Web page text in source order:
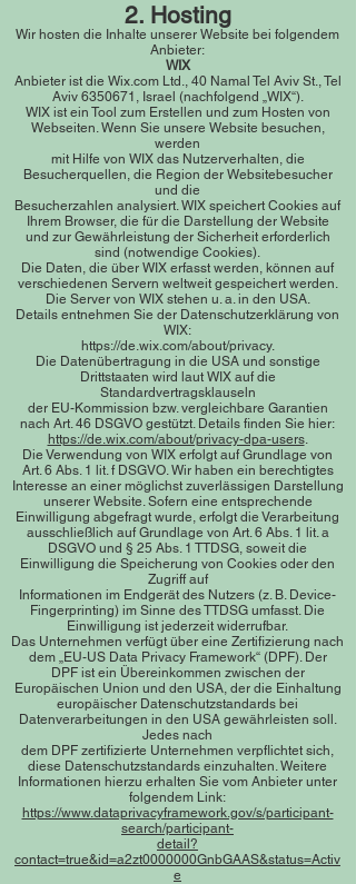
2. Hosting
Wir hosten die Inhalte unserer Website bei folgendem
Anbieter:
WIX
Anbieter ist die Wix.com Ltd., 40 Namal Tel Aviv St., Tel
Aviv 6350671, Israel (nachfolgend „WIX“).
WIX ist ein Tool zum Erstellen und zum Hosten von
Webseiten. Wenn Sie unsere Website besuchen,
werden
mit Hilfe von WIX das Nutzerverhalten, die
Besucherquellen, die Region der Websitebesucher
und die
Besucherzahlen analysiert. WIX speichert Cookies auf
Ihrem Browser, die für die Darstellung der Website
und zur Gewährleistung der Sicherheit erforderlich
sind (notwendige Cookies).
Die Daten, die über WIX erfasst werden, können auf
verschiedenen Servern weltweit gespeichert werden.
Die Server von WIX stehen u. a. in den USA.
Details entnehmen Sie der Datenschutzerklärung von
WIX:
https://de.wix.com/about/privacy.
Die Datenübertragung in die USA und sonstige
Drittstaaten wird laut WIX auf die
Standardvertragsklauseln
der EU-Kommission bzw. vergleichbare Garantien
nach Art. 46 DSGVO gestützt. Details finden Sie hier:
https://de.wix.com/about/privacy-dpa-users.
Die Verwendung von WIX erfolgt auf Grundlage von
Art. 6 Abs. 1 lit. f DSGVO. Wir haben ein berechtigtes
Interesse an einer möglichst zuverlässigen Darstellung
unserer Website. Sofern eine entsprechende
Einwilligung abgefragt wurde, erfolgt die Verarbeitung
ausschließlich auf Grundlage von Art. 6 Abs. 1 lit. a
DSGVO und § 25 Abs. 1 TTDSG, soweit die
Einwilligung die Speicherung von Cookies oder den
Zugriff auf
Informationen im Endgerät des Nutzers (z. B. Device-
Fingerprinting) im Sinne des TTDSG umfasst. Die
Einwilligung ist jederzeit widerrufbar.
Das Unternehmen verfügt über eine Zertifizierung nach
dem „EU-US Data Privacy Framework“ (DPF). Der
DPF ist ein Übereinkommen zwischen der
Europäischen Union und den USA, der die Einhaltung
europäischer Datenschutzstandards bei
Datenverarbeitungen in den USA gewährleisten soll.
Jedes nach
dem DPF zertifizierte Unternehmen verpflichtet sich,
diese Datenschutzstandards einzuhalten. Weitere
Informationen hierzu erhalten Sie vom Anbieter unter
folgendem Link:
https://www.dataprivacyframework.gov/s/participant-
search/participant-
detail?
contact=true&id=a2zt0000000GnbGAAS&status=Activ
e